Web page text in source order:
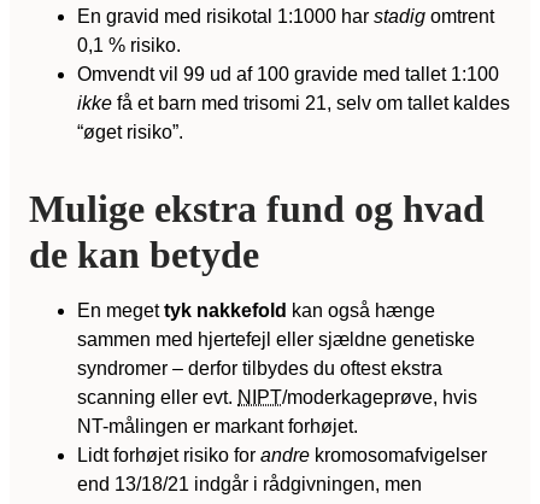
En gravid med risikotal 1:1000 har stadig omtrent
0,1 % risiko.
Omvendt vil 99 ud af 100 gravide med tallet 1:100
ikke få et barn med trisomi 21, selv om tallet kaldes
“øget risiko”.
Mulige ekstra fund og hvad
de kan betyde
En megettyk nakkefold kan også hænge
sammen med hjertefejl eller sjældne genetiske
syndromer – derfor tilbydes du oftest ekstra
scanning eller evt. NIPT/moderkageprøve, hvis
NT-målingen er markant forhøjet.
Lidt forhøjet risiko for andre kromosomafvigelser
end 13/18/21 indgår i rådgivningen, men